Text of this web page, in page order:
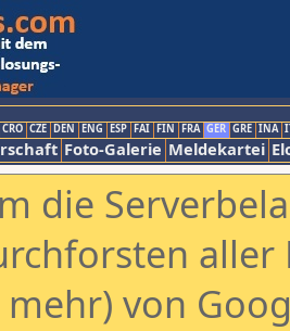
CRO CZE DEN ENG ESP FAI FIN FRA GER GRE INA
Foto-Galerie Meldekartei
die
aller
von